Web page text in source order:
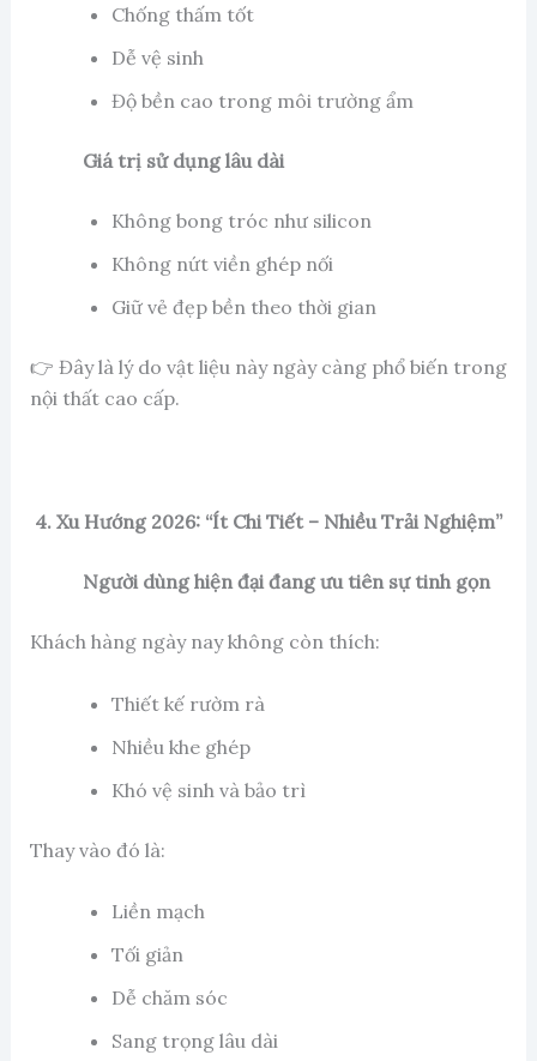
Chống thấm tốt
Dễ vệ sinh
Độ bền cao trong môi trường ẩm
Giá trị sử dụng lâu dài
Không bong tróc như silicon
Không nứt viền ghép nối
Giữ vẻ đẹp bền theo thời gian
👉 Đây là lý do vật liệu này ngày càng phổ biến trong
nội thất cao cấp.
4. Xu Hướng 2026: “Ít Chi Tiết – Nhiều Trải Nghiệm”
Người dùng hiện đại đang ưu tiên sự tinh gọn
Khách hàng ngày nay không còn thích:
Thiết kế rườm rà
Nhiều khe ghép
Khó vệ sinh và bảo trì
Thay vào đó là:
Liền mạch
Tối giản
Dễ chăm sóc
Sang trọng lâu dài